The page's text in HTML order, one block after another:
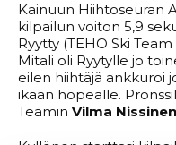
Kainuun Hiihtoseuran
kilpailun voiton 5,9
Ryytty (TEHO Ski
Mitali oli Ryytylle jo
eilen hiihtäjä ankkuroi
ikään hopealle.
Teamin Vilma Nissinen